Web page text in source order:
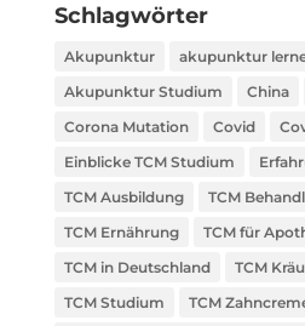
Schlagwörter
Akupunktur
akupunktur
Akupunktur Studium
China
Corona Mutation
Covid
Einblicke TCM Studium
TCM Ausbildung
TCM
TCM Ernährung
TCM für
TCM in Deutschland
TCM
TCM Studium
TCM